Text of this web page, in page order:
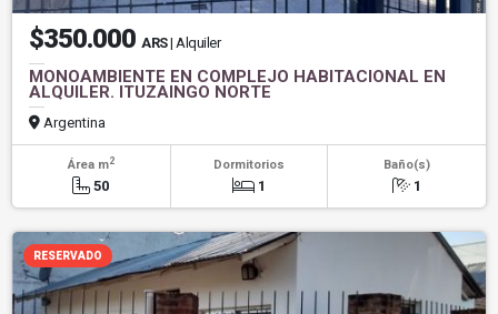
$350.000 ARS| Alquiler
MONOAMBIENTE EN COMPLEJO HABITACIONAL EN
ALQUILER. ITUZAINGO NORTE
Argentina
Área m2
50
Dormitorios
1
Baño(s)
1
RESERVADO